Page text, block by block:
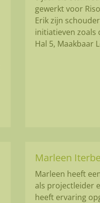
gewerkt voor
Erik zijn
initiatieven zoals
Hal 5, Maakbaar
Marleen
Marleen heeft
als projectleider
heeft ervaring